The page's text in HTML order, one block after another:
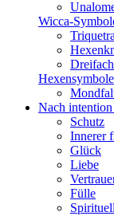
Wicca-
Hexensymbole
Nach
Schutz
Innerer
Glück
Liebe
Fülle